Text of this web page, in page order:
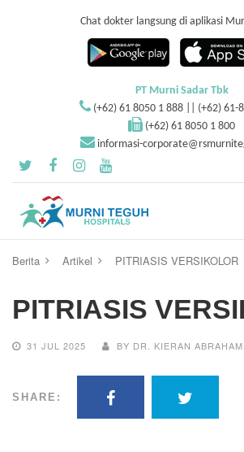
Chat dokter langsung di aplikasi
PT Murni Sadar Tbk
(+62) 61 8050 1 888 || (+62) 61-
(+62) 61 8050 1 800
informasi-
Berita Artikel PITRIASIS VERSIKOLOR
PITRIASIS
31 JUL 2025 BY DR. KIERAN
SHARE: